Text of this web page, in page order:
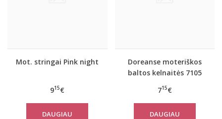
Mot. stringai Pink night
915€
DAUGIAU
Doreanse moteriškos
baltos kelnaitės 7105
715€
DAUGIAU